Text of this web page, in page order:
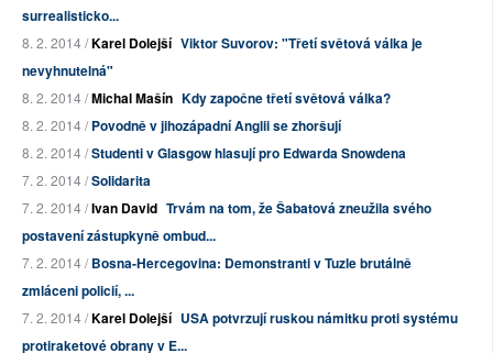
surrealisticko...
8. 2. 2014 /Karel Dolejší Viktor Suvorov: "Třetí světová válka je
nevyhnutelná"
8. 2. 2014 /Michal Mašín Kdy započne třetí světová válka?
8. 2. 2014 /Povodně v jihozápadní Anglii se zhoršují
8. 2. 2014 /Studenti v Glasgow hlasují pro Edwarda Snowdena
7. 2. 2014 /Solidarita
7. 2. 2014 /Ivan David Trvám na tom, že Šabatová zneužila svého
postavení zástupkyně ombud...
7. 2. 2014 /Bosna-Hercegovina: Demonstranti v Tuzle brutálně
zmláceni policií, ...
7. 2. 2014 /Karel Dolejší USA potvrzují ruskou námitku proti systému
protiraketové obrany v E...